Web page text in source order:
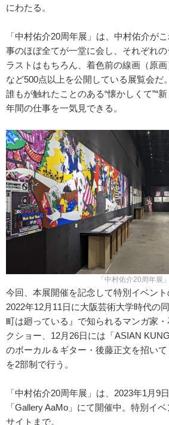
にわたる。
「中村佑介20周年展」は、中村佑介が
事のほぼ全てが一堂に会し、それぞれ
ラストはもちろん、着色前の線画（原
など500点以上を公開している展覧会だ。
誰もが触れたことのある“懐かしくて”“
年間の仕事を一気見できる。
「中村佑介20周年展」
今回、本展開催を記念して特別イベント
2022年12月11日に大阪芸術大学時代の
町は廻っている』で知られるマンガ家
クショー、12月26日には「ASIAN
のボーカル＆ギター・後藤正文を招い
を2部制で行う。
「中村佑介20周年展」は、2023年1月9
「Gallery AaMo」にて開催中。特別イ
サイトまで。